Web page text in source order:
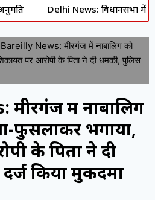
Delhi News: विधानसभा में भारी
Bareilly News: मीरगंज में नाबालिग को
पर आरोपी के पिता ने दी धमकी, पुलिस
मीरगंज में नाबालिग
फुसलाकर भगाया,
के पिता ने दी
किया मुकदमा